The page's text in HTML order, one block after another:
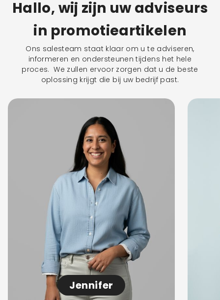
Hallo, wij zijn uw adviseurs
in promotieartikelen
Ons salesteam staat klaar om u te adviseren,
informeren en ondersteunen tijdens het hele
proces. We zullen ervoor zorgen dat u de beste
oplossing krijgt die bij uw bedrijf past.
Jennifer